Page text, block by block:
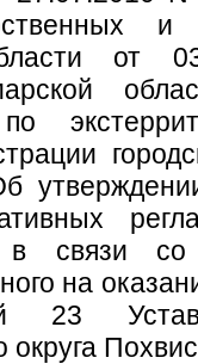
от
в связи
на
23
округа